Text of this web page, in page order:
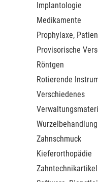
Implantologie
Medikamente
Prophylaxe,
Provisorische
Röntgen
Rotierende
Verschiedenes
Wurzelbehandlung
Zahnschmuck
Kieferorthopädie
Zahntechnikartikel